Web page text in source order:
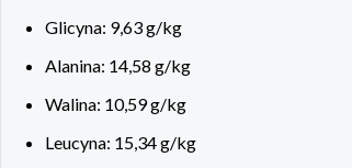
Glicyna: 9,63 g/kg
Alanina: 14,58 g/kg
Walina: 10,59 g/kg
Leucyna: 15,34 g/kg